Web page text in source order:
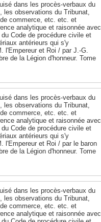
dans les procès-verbaux du
observations du Tribunat,
commerce, etc. etc. et
analytique et raisonnée avec
Code de procédure civile et
antérieurs qui s'y
l'Empereur et Roi / par J.-G.
de la Légion d'honneur. Tome
dans les procès-verbaux du
observations du Tribunat,
commerce, etc. etc. et
analytique et raisonnée avec
Code de procédure civile et
antérieurs qui s'y
l'Empereur et Roi / par le baron
de la Légion d'honneur. Tome
dans les procès-verbaux du
observations du Tribunat,
commerce, etc. etc. et
analytique et raisonnée avec